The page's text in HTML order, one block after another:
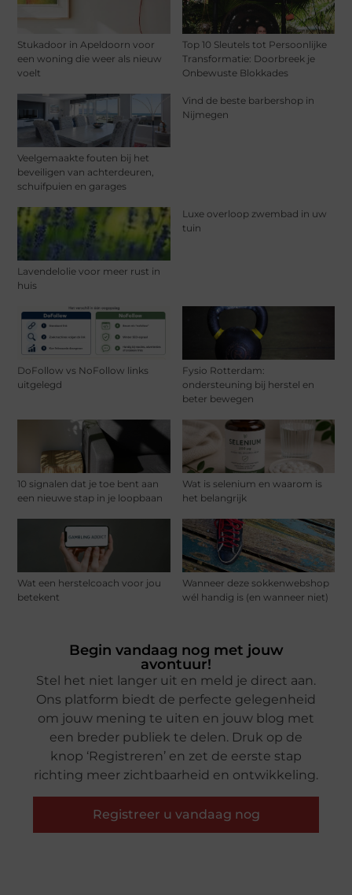
Stukadoor in Apeldoorn voor
een woning die weer als nieuw
voelt
Top 10 Sleutels tot Persoonlijke
Transformatie: Doorbreek je
Onbewuste Blokkades
Veelgemaakte fouten bij het
beveiligen van achterdeuren,
schuifpuien en garages
Vind de beste barbershop in
Nijmegen
Lavendelolie voor meer rust in
huis
Luxe overloop zwembad in uw
tuin
DoFollow vs NoFollow links
uitgelegd
Fysio Rotterdam:
ondersteuning bij herstel en
beter bewegen
10 signalen dat je toe bent aan
een nieuwe stap in je loopbaan
Wat is selenium en waarom is
het belangrijk
Wat een herstelcoach voor jou
betekent
Wanneer deze sokkenwebshop
wél handig is (en wanneer niet)
Begin vandaag nog met jouw
avontuur!
Stel het niet langer uit en meld je direct aan.
Ons platform biedt de perfecte gelegenheid
om jouw mening te uiten en jouw blog met
een breder publiek te delen. Druk op de
knop ‘Registreren’ en zet de eerste stap
richting meer zichtbaarheid en ontwikkeling.
Registreer u vandaag nog